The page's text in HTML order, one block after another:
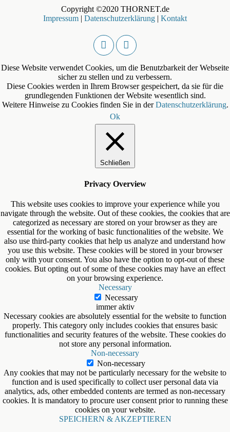
Copyright ©2020 THORNET.de
Impressum | Datenschutzerklärung | Kontakt
Diese Website verwendet Cookies, um die Benutzbarkeit der Webseite
sicher zu stellen und zu verbessern.
Diese Cookies werden in Ihrem Browser gespeichert, da sie für die
grundlegenden Funktionen der Website wesentlich sind.
Weitere Hinweise zu Cookies finden Sie in derDatenschutzerklärung.
Ok
Schließen
Privacy Overview
This website uses cookies to improve your experience while you
navigate through the website. Out of these cookies, the cookies that are
categorized as necessary are stored on your browser as they are
essential for the working of basic functionalities of the website. We
also use third-party cookies that help us analyze and understand how
you use this website. These cookies will be stored in your browser
only with your consent. You also have the option to opt-out of these
cookies. But opting out of some of these cookies may have an effect
on your browsing experience.
Necessary
Necessary
immer aktiv
Necessary cookies are absolutely essential for the website to function
properly. This category only includes cookies that ensures basic
functionalities and security features of the website. These cookies do
not store any personal information.
Non-necessary
Non-necessary
Any cookies that may not be particularly necessary for the website to
function and is used specifically to collect user personal data via
analytics, ads, other embedded contents are termed as non-necessary
cookies. It is mandatory to procure user consent prior to running these
cookies on your website.
SPEICHERN & AKZEPTIEREN